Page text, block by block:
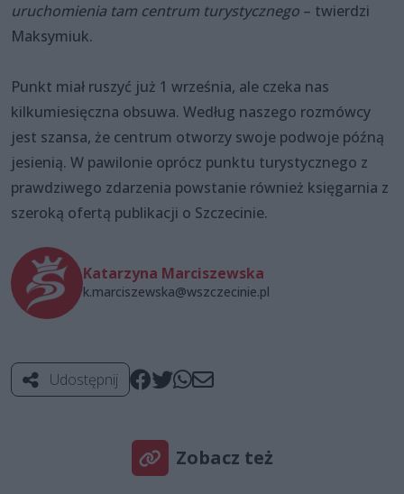
uruchomienia tam centrum turystycznego – twierdzi
Maksymiuk.
Punkt miał ruszyć już 1 września, ale czeka nas
kilkumiesięczna obsuwa. Według naszego rozmówcy
jest szansa, że centrum otworzy swoje podwoje późną
jesienią. W pawilonie oprócz punktu turystycznego z
prawdziwego zdarzenia powstanie również księgarnia z
szeroką ofertą publikacji o Szczecinie.
Katarzyna Marciszewska
k.marciszewska@wszczecinie.pl
Udostępnij
Zobacz też